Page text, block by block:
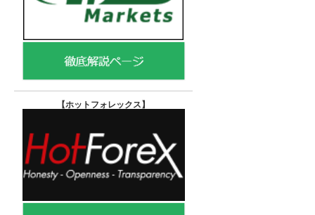
【ホットフォレックス】